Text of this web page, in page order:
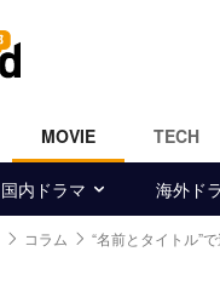
MOVIE TECH
国内ドラマ 海外ド
コラム “名前とタイトル”